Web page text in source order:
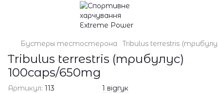
Бустеры тестостерона Tribulus terrestris
Tribulus terrestris (трибулус)
100caps/650mg
Артикул: 113 1 відгук